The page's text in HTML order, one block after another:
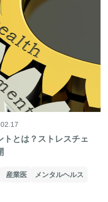
トとは？ストレスチェ
産業医 メンタルヘルス